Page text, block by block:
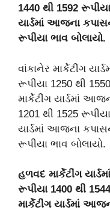
1440 થી 1592
યાર્ડમાં આજના
રૂપીયા ભાવ બોલાયો.
વાંકાનેર માર્કેટીંગ
રૂપીયા 1250 થી
માર્કેટીંગ યાર્ડમાં
1201 થી 1525
યાર્ડમાં આજના
રૂપીયા ભાવ બોલાયો.
હળવદ માર્કેટીંગ
રૂપીયા 1400 થી
માર્કેટીંગ યાર્ડમાં